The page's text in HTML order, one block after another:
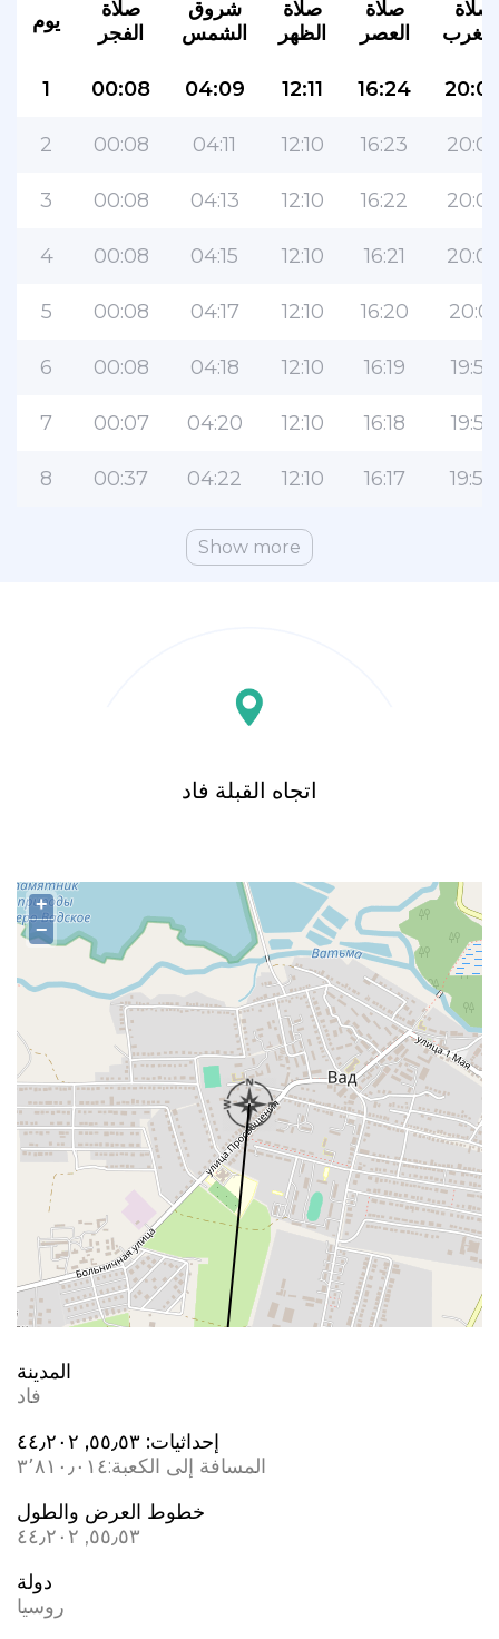
يوم
صلاة
الفجر
شروق
الشمس
صلاة
الظهر
صلاة
العصر
صلاة
1 00:08 04:09 12:11 16:24
2 00:08 04:11 12:10 16:23
3 00:08 04:13 12:10 16:22 20:05
4 00:08 04:15 12:10 16:21
5 00:08 04:17 12:10 16:20 20:01
6 00:08 04:18 12:10 16:19 19:59
7 00:07 04:20 12:10 16:18 19:56
8 00:37 04:22 12:10 16:17 19:54
Show more
اتجاه القبلة فاد
+
−
المدينة
فاد
إحداثيات: ٥٥٫٥٣, ٤٤٫٢٠٢
المسافة إلى الكعبة:٣٬٨١٠٫٠١٤
خطوط العرض والطول
٥٥٫٥٣, ٤٤٫٢٠٢
دولة
روسيا